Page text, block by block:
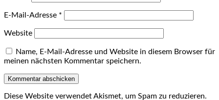
E-Mail-Adresse *
Website
Name, E-Mail-Adresse und Website in diesem Browser für
meinen nächsten Kommentar speichern.
Diese Website verwendet Akismet, um Spam zu reduzieren.